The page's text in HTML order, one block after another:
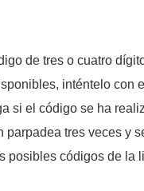
de tres o cuatro
inténtelo con
si el código se ha
parpadea tres veces y
posibles códigos de la